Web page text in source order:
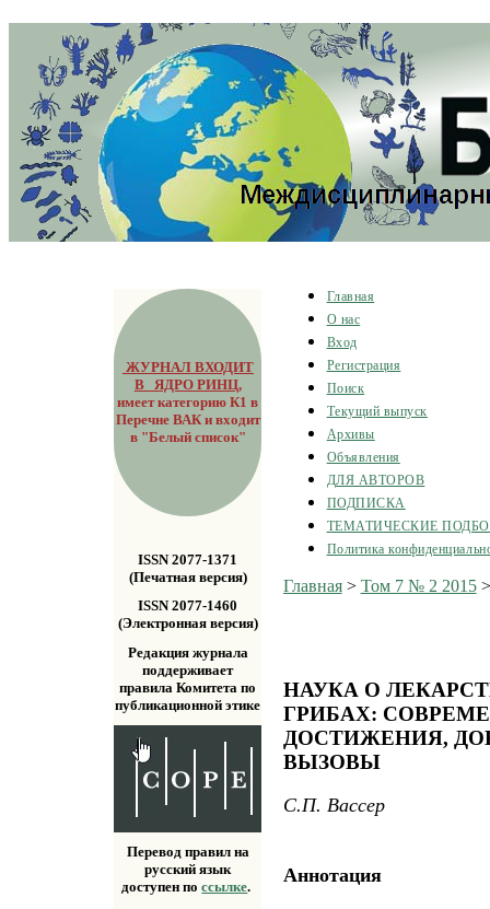
ЖУРНАЛ ВХОДИТ
В ЯДРО РИНЦ,
имеет категорию К1 в
Перечне ВАК и входит
в "Белый список"
ISSN 2077-1371
(Печатная версия)
ISSN 2077-1460
(Электронная версия)
Редакция журнала
поддерживает
правила Комитета по
публикационной этике
Перевод правил на
русский язык
доступен поссылке.
Главная
О нас
Вход
Регистрация
Поиск
Текущий выпуск
Архивы
Объявления
ДЛЯ АВТОРОВ
ПОДПИСКА
ТЕМАТИЧЕСКИЕ
Политика
Главная> Том 7 № 2 2015
НАУКА О
ГРИБАХ:
ДОСТИЖЕНИЯ,
ВЫЗОВЫ
C.П. Вассер
Аннотация